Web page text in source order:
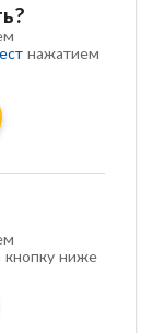
нажатием
ниже